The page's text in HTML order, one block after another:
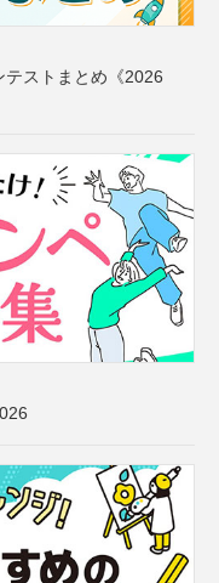
テストまとめ《2026